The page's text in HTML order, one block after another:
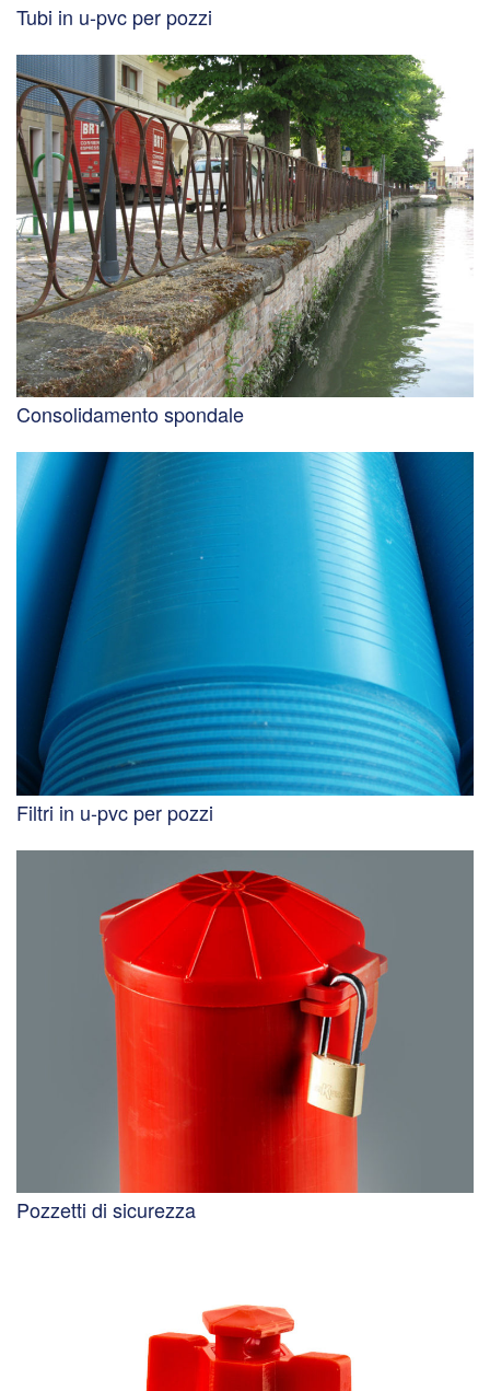
Tubi in u-pvc per pozzi
Consolidamento spondale
Filtri in u-pvc per pozzi
Pozzetti di sicurezza